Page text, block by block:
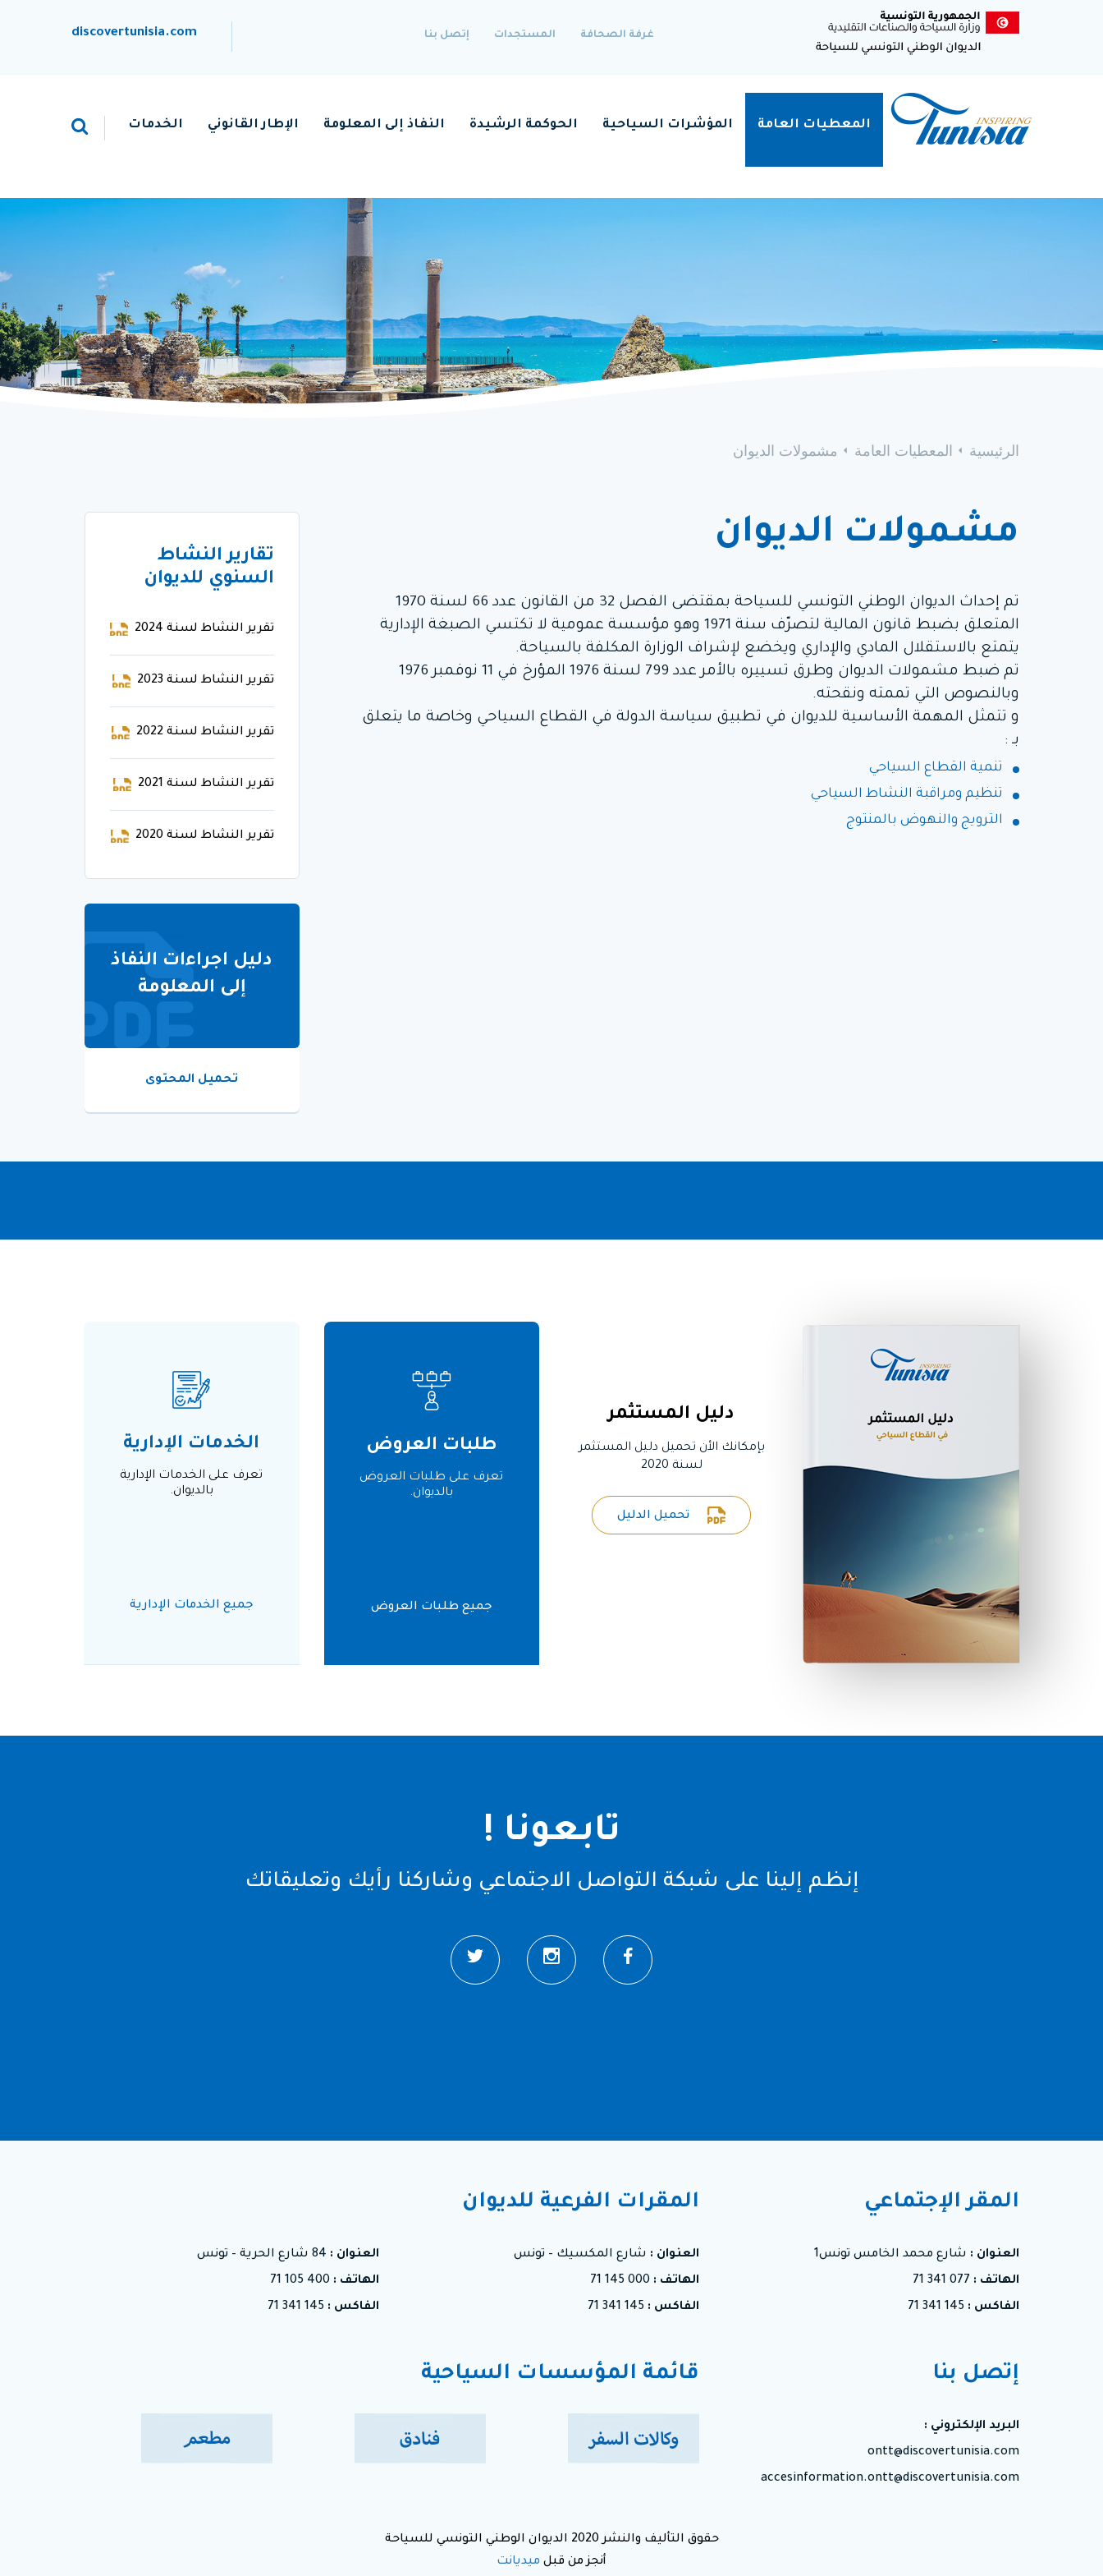
discovertunisia.com إتصل بنا المستجدات غرفة الصحافة
principale
المعطيات العامة المؤشرات السياحية الحوكمة الرشيدة النفاذ إلى المعلومة الإطار القانوني الخدمات
الرئيسية المعطيات العامة مشمولات الديوان
مشمولات الديوان
تم إحداث الديوان الوطني التونسي للسياحة بمقتضى الفصل 32 من القانون عدد 66 لسنة 1970
المتعلق بضبط قانون المالية لتصرّف سنة 1971 وهو مؤسسة عمومية لا تكتسي الصبغة الإدارية
يتمتع بالاستقلال المادي والإداري ويخضع لإشراف الوزارة المكلفة بالسياحة.
تم ضبط مشمولات الديوان وطرق تسييره بالأمر عدد 799 لسنة 1976 المؤرخ في 11 نوفمبر 1976
وبالنصوص التي تممته ونقحته.
و تتمثل المهمة الأساسية للديوان في تطبيق سياسة الدولة في القطاع السياحي وخاصة ما يتعلق
بـ :
تنمية القطاع السياحي
تنظيم ومراقبة النشاط السياحي
الترويج والنهوض بالمنتوج
تقارير النشاط
السنوي للديوان
تقرير النشاط لسنة 2024
تقرير النشاط لسنة 2023
تقرير النشاط لسنة 2022
تقرير النشاط لسنة 2021
تقرير النشاط لسنة 2020
دليل اجراءات النفاذ
إلى المعلومة
تحميل المحتوى
دليل المستثمر
بإمكانك الأن تحميل دليل المستثمر
لسنة 2020
تحميل الدليل
طلبات العروض
تعرف على طلبات العروض
بالديوان.
جميع طلبات العروض
الخدمات الإدارية
تعرف على الخدمات الإدارية
بالديوان.
جميع الخدمات الإدارية
تابعونا !
إنظم إلينا على شبكة التواصل الاجتماعي وشاركنا رأيك وتعليقاتك
المقر الإجتماعي
العنوان : شارع محمد الخامس تونس1
الهاتف :
الفاكس :
المقرات الفرعية للديوان
العنوان : شارع المكسيك – تونس
الهاتف :
الفاكس :
العنوان :
الهاتف :
الفاكس :
إتصل بنا
البريد الإلكتروني :
ontt@discovertunisia.com
accesinformation.ontt@discovertunisia.com
قائمة المؤسسات السياحية
حقوق التأليف والنشر 2020 الديوان الوطني التونسي للسياحة
أنجز من قبل ميديانت